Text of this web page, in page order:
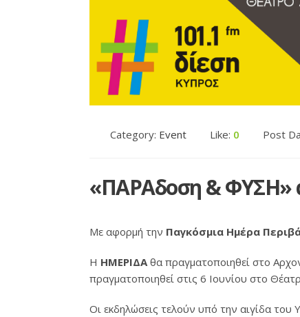
Category: Event Like: 0 Post
«ΠΑΡΑδοση & ΦΥΣΗ»
Με αφορμή την Παγκόσμια Ημέρα
Η ΗΜΕΡΙΔΑ θα πραγματοποιηθεί στο
πραγματοποιηθεί στις 6 Ιουνίου στο
Οι εκδηλώσεις τελούν υπό την αιγίδα